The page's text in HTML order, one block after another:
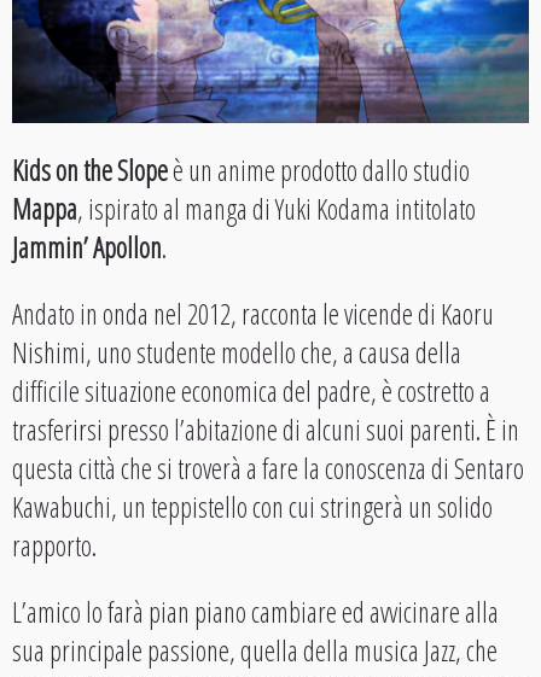
Kids on the Slopeè un anime prodotto dallo studio
Mappa, ispirato al manga di Yuki Kodama intitolato
Jammin’ Apollon.
Andato in onda nel 2012, racconta le vicende di Kaoru
Nishimi, uno studente modello che, a causa della
difficile situazione economica del padre, è costretto a
trasferirsi presso l’abitazione di alcuni suoi parenti. È in
questa città che si troverà a fare la conoscenza di Sentaro
Kawabuchi, un teppistello con cui stringerà un solido
rapporto.
L’amico lo farà pian piano cambiare ed avvicinare alla
sua principale passione, quella della musica Jazz, che